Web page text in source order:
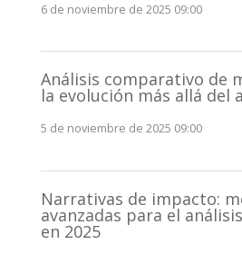
6 de noviembre de 2025 09:00
Análisis comparativo de
la evolución más allá del
5 de noviembre de 2025 09:00
Narrativas de impacto:
avanzadas para el
en 2025